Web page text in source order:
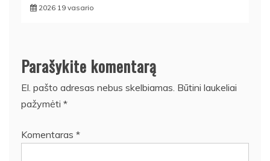
2026 19 vasario
Parašykite komentarą
El. pašto adresas nebus skelbiamas. Būtini laukeliai
pažymėti *
Komentaras *